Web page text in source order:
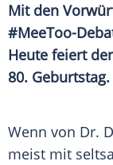
Mit den
#MeeToo-
Heute feiert
80. Geburtstag.
Wenn von Dr.
meist mit